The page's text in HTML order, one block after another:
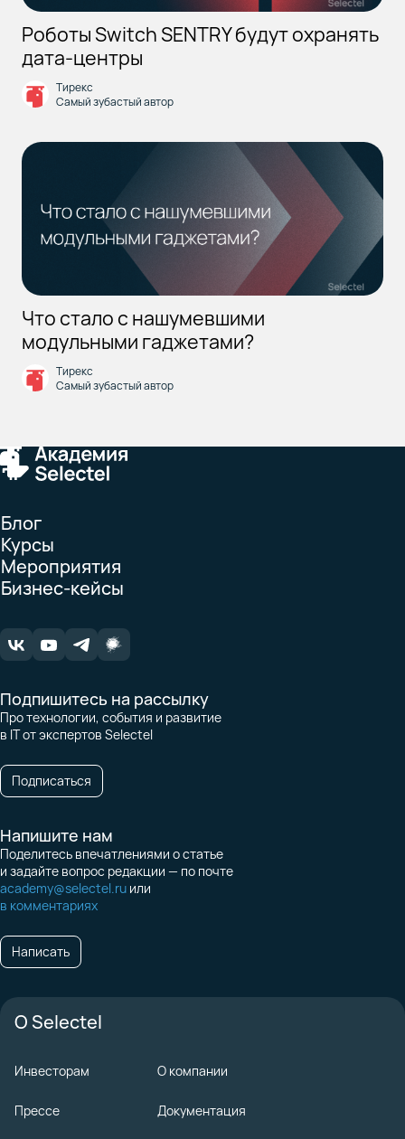
Роботы Switch SENTRY будут охранять
дата-центры
Тирекс
Самый зубастый автор
Что стало с нашумевшими
модульными гаджетами?
Тирекс
Самый зубастый автор
Блог
Курсы
Мероприятия
Бизнес-кейсы
Подпишитесь на рассылку
Про технологии, события и развитие
в IT от экспертов Selectel
Подписаться
Напишите нам
Поделитесь впечатлениями о статье
и задайте вопрос редакции — по почте
academy@selectel.ru или
в комментариях
Написать
О Selectel
Инвесторам О компании
Прессе Документация